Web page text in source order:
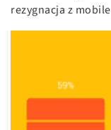
rezygnacja z